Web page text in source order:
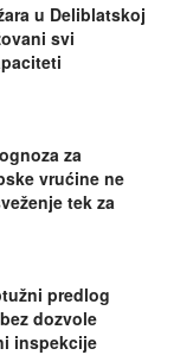
u Deliblatskoj
svi
za
vrućine ne
tek za
predlog
dozvole
inspekcije